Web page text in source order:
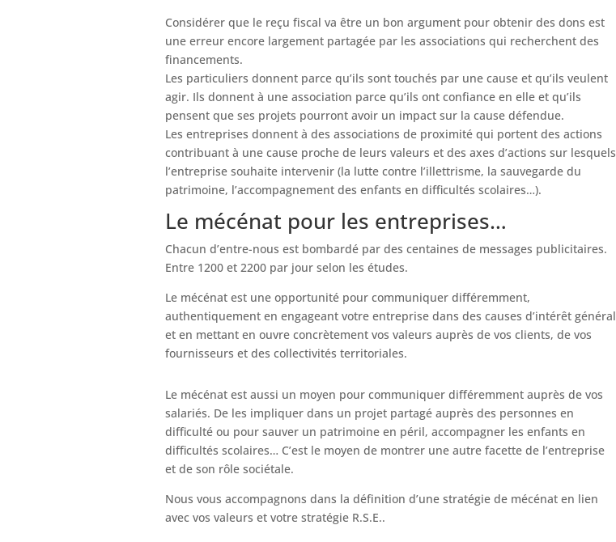
Considérer que le reçu fiscal va être un bon argument pour obtenir des dons est
une erreur encore largement partagée par les associations qui recherchent des
financements.
Les particuliers donnent parce qu’ils sont touchés par une cause et qu’ils veulent
agir. Ils donnent à une association parce qu’ils ont confiance en elle et qu’ils
pensent que ses projets pourront avoir un impact sur la cause défendue.
Les entreprises donnent à des associations de proximité qui portent des actions
contribuant à une cause proche de leurs valeurs et des axes d’actions sur lesquels
l’entreprise souhaite intervenir (la lutte contre l’illettrisme, la sauvegarde du
patrimoine, l’accompagnement des enfants en difficultés scolaires…).
Le mécénat pour les entreprises…
Chacun d’entre-nous est bombardé par des centaines de messages publicitaires.
Entre 1200 et 2200 par jour selon les études.
Le mécénat est une opportunité pour communiquer différemment,
authentiquement en engageant votre entreprise dans des causes d’intérêt général
et en mettant en ouvre concrètement vos valeurs auprès de vos clients, de vos
fournisseurs et des collectivités territoriales.
Le mécénat est aussi un moyen pour communiquer différemment auprès de vos
salariés. De les impliquer dans un projet partagé auprès des personnes en
difficulté ou pour sauver un patrimoine en péril, accompagner les enfants en
difficultés scolaires… C’est le moyen de montrer une autre facette de l’entreprise
et de son rôle sociétale.
Nous vous accompagnons dans la définition d’une stratégie de mécénat en lien
avec vos valeurs et votre stratégie R.S.E..